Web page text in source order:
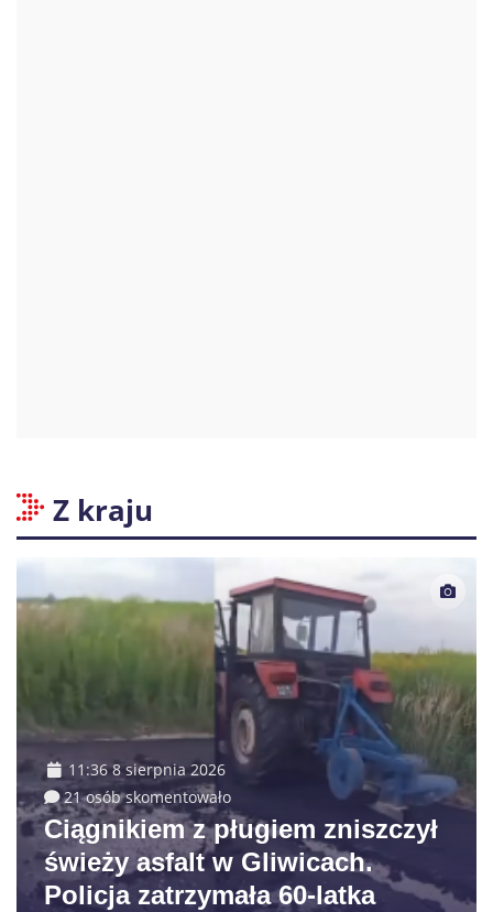
Z kraju
11:36 8 sierpnia 2026
21 osób skomentowało
Ciągnikiem z pługiem zniszczył
świeży asfalt w Gliwicach.
Policja zatrzymała 60-latka